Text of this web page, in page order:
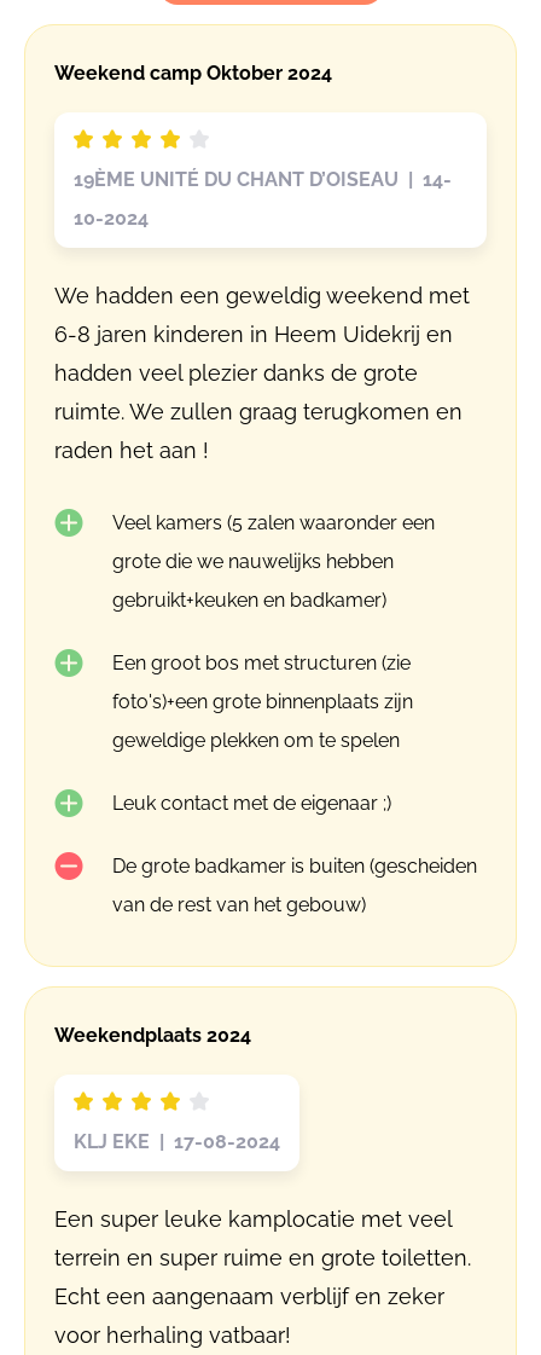
Weekend camp Oktober 2024
19ÈME UNITÉ DU CHANT D’OISEAU | 14-
10-2024
We hadden een geweldig weekend met
6-8 jaren kinderen in Heem Uidekrij en
hadden veel plezier danks de grote
ruimte. We zullen graag terugkomen en
raden het aan !
Veel kamers (5 zalen waaronder een
grote die we nauwelijks hebben
gebruikt+keuken en badkamer)
Een groot bos met structuren (zie
foto's)+een grote binnenplaats zijn
geweldige plekken om te spelen
Leuk contact met de eigenaar ;)
De grote badkamer is buiten (gescheiden
van de rest van het gebouw)
Weekendplaats 2024
KLJ EKE | 17-08-2024
Een super leuke kamplocatie met veel
terrein en super ruime en grote toiletten.
Echt een aangenaam verblijf en zeker
voor herhaling vatbaar!